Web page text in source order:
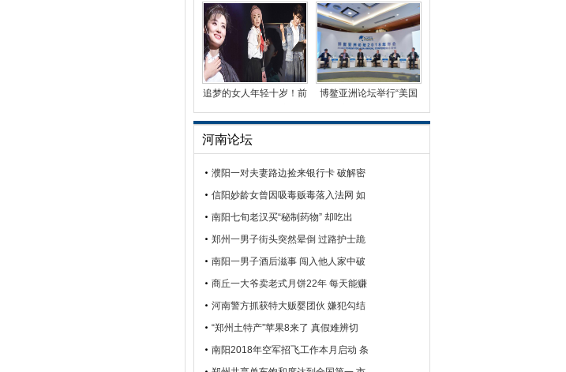
客徜徉花海
已发放3万余副
追梦的女人年轻十岁！前
博鳌亚洲论坛举行“美国
河南论坛
濮阳一对夫妻路边捡来银行卡 破解密
信阳妙龄女曾因吸毒贩毒落入法网 如
南阳七旬老汉买“秘制药物” 却吃出
郑州一男子街头突然晕倒 过路护士跪
南阳一男子酒后滋事 闯入他人家中破
商丘一大爷卖老式月饼22年 每天能赚
河南警方抓获特大贩婴团伙 嫌犯勾结
“郑州土特产”苹果8来了 真假难辨切
南阳2018年空军招飞工作本月启动 条